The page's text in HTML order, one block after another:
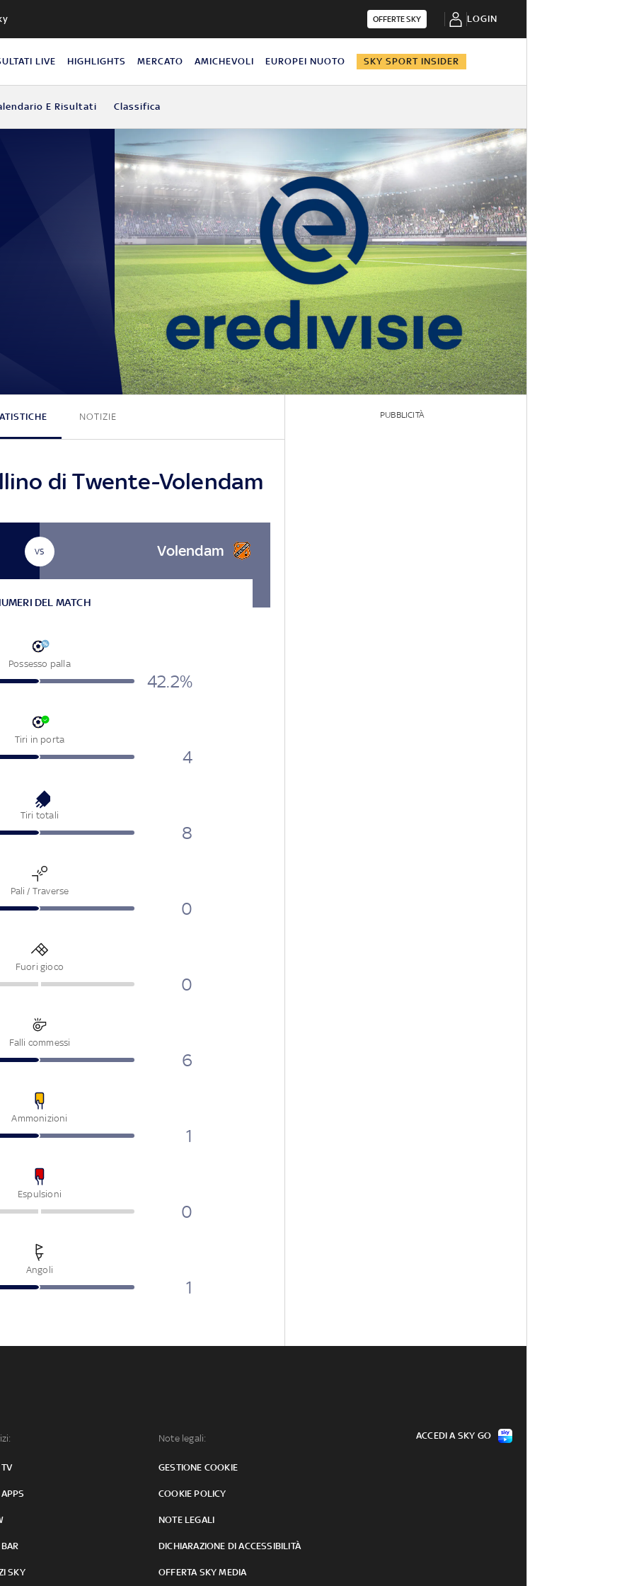
OFFERTE SKY LOGIN
LIVE HIGHLIGHTS MERCATO AMICHEVOLI EUROPEI NUOTO SKY SPORT INSIDER
E Risultati Classifica
2 - 1
NOTIZIE
di Twente-Volendam
VS Volendam
DEL MATCH
Possesso palla
42.2%
Tiri in porta
4
Tiri totali
8
Pali / Traverse
0
Fuori gioco
0
Falli commessi
6
Ammonizioni
1
Espulsioni
0
Angoli
1
PUBBLICITÀ
SKY
Note legali:
GESTIONE COOKIE
COOKIE POLICY
NOTE LEGALI
DICHIARAZIONE DI ACCESSIBILITÀ
OFFERTA SKY MEDIA
ACCEDI A SKY GO